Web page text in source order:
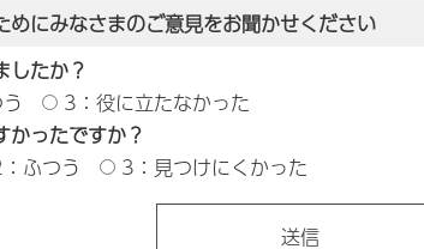
にみなさまのご意見をお聞かせください
したか？
3：役に立たなかった
かったですか？
ふつう 3：見つけにくかった